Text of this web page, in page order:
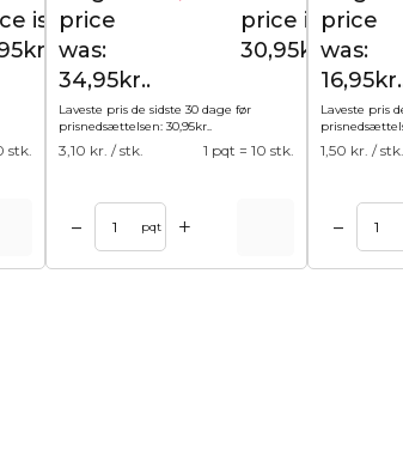
is:
stk.
price
was:
34,95kr..
price is:
30,95kr..
Laveste pris de sidste 30 dage før
prisnedsættelsen: 30,95kr.
3,10 kr. / stk. 1 pqt = 10 stk.
– pqt +
price
was:
Laveste pris
1,50 kr. / stk.
–